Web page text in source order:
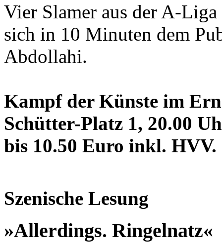
Vier Slamer aus der A-Liga
sich in 10 Minuten dem
Abdollahi.
Kampf der Künste im
Schütter-Platz 1, 20.00
bis 10.50 Euro inkl. HVV.
Szenische Lesung
»Allerdings. Ringelnatz«